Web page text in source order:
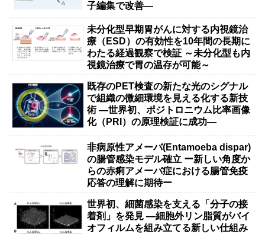
子編集で改善―
未分化型早期胃がんに対する内視鏡治
療（ESD）の有効性を10年間の長期に
わたる経過観察で検証 ～未分化型も内
視鏡治療で胃の温存が可能～
既存のPET検査の新たな光のシグナル
で組織の微細環境を見える化する新技
術 ―世界初、ポジトロニウム比率画像
化（PRI）の原理検証に成功―
非病原性アメーバ(Entamoeba dispar)
の腸管感染モデル確立 ー新しい角度か
らの赤痢アメーバ症における腸管免疫
応答の理解に期待ー
世界初、細菌感染を支える「分子の接
着剤」を発見 ―細胞外リン脂質がバイ
オフィルムを組み立てる新しい仕組み